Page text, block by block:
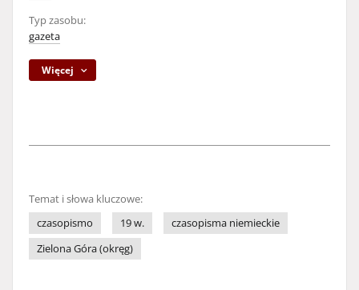
Typ zasobu:
gazeta
Więcej
Temat i słowa kluczowe:
czasopismo
19 w.
czasopisma niemieckie
Zielona Góra (okręg)